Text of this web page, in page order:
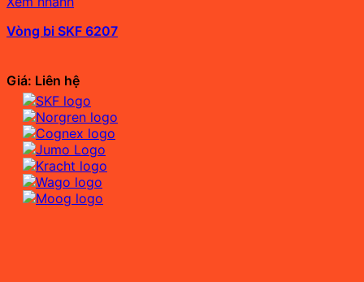
Vòng bi SKF 6207
Giá: Liên hệ